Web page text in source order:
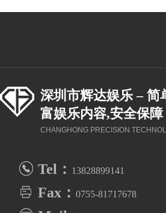
深圳市辉达娱乐 – 简
富娱乐内容,安全保障
CHANGHONG PRECISION
Tel： 13828899141
Fax： 0755-81717678